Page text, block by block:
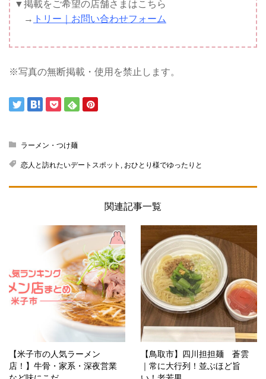
▼掲載をご希望の店舗さまはこちら
→ トリー｜お問い合わせフォーム
※写真の無断掲載・使用を禁止します。
ラーメン・つけ麺
恋人と訪れたいデートスポット , おひとり様でゆったりと
関連記事一覧
【米子市の人気ラーメン
店！】牛骨・家系・深夜営業
【鳥取市】四川担担麺 蒼雲
｜常に大行列！並ぶほど旨